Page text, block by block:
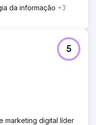
da informação +3
5
marketing digital líder